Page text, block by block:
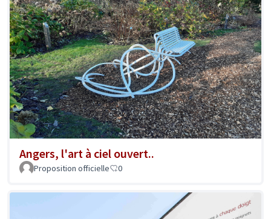
Angers, l'art à ciel ouvert..
Proposition officielle 0